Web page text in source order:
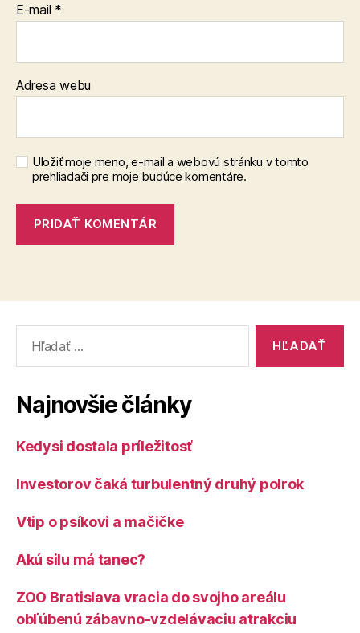
E-mail *
Adresa webu
Uložiť moje meno, e-mail a webovú stránku v tomto
prehliadači pre moje budúce komentáre.
Najnovšie články
Kedysi dostala príležitosť
Investorov čaká turbulentný druhý polrok
Vtip o psíkovi a mačičke
Akú silu má tanec?
ZOO Bratislava vracia do svojho areálu
obľúbenú zábavno-vzdelávaciu atrakciu